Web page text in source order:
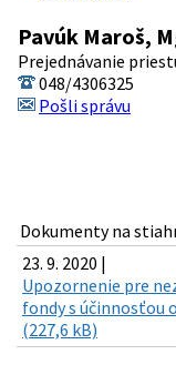
Pavúk Maroš,
Prejednávanie
048/4306325
Pošli správu
Dokumenty na
23. 9. 2020 |
Upozornenie pre
fondy s účinnosťou
(227,6 kB)